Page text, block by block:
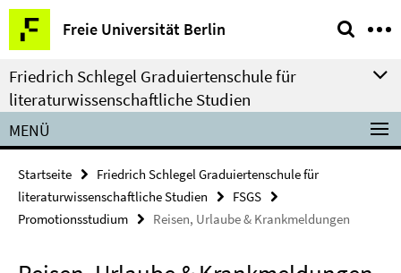
Springe
direkt
zu
Inhalt
Freie Universität Berlin
Service-
Navigation
Friedrich Schlegel Graduiertenschule für
literaturwissenschaftliche Studien
MENÜ
Startseite
Friedrich Schlegel Graduiertenschule für
literaturwissenschaftliche Studien
FSGS
Promotionsstudium
Reisen, Urlaube & Krankmeldungen